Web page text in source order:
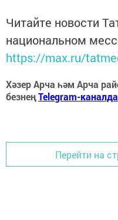
Читайте новости
национальном
https://max.ru/
Хәзер Арча һәм Арча
безнеңTelegram-
Перейти на